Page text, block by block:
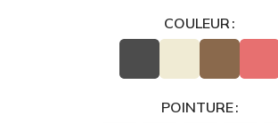
COULEUR
POINTURE